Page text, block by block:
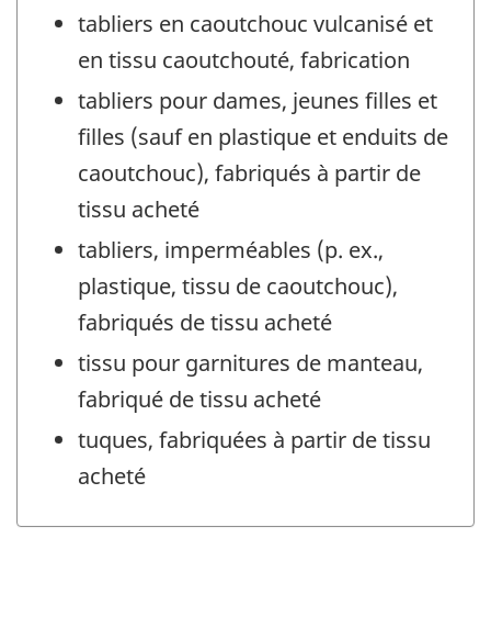
tabliers en caoutchouc vulcanisé et
en tissu caoutchouté, fabrication
tabliers pour dames, jeunes filles et
filles (sauf en plastique et enduits de
caoutchouc), fabriqués à partir de
tissu acheté
tabliers, imperméables (p. ex.,
plastique, tissu de caoutchouc),
fabriqués de tissu acheté
tissu pour garnitures de manteau,
fabriqué de tissu acheté
tuques, fabriquées à partir de tissu
acheté